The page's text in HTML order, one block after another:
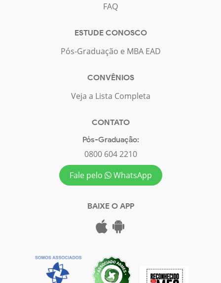
FAQ
ESTUDE CONOSCO
Pós-Graduação e MBA EAD
CONVÊNIOS
Veja a Lista Completa
CONTATO
Pós-Graduação:
0800 604 2210
Fale pelo
WhatsApp
BAIXE O APP